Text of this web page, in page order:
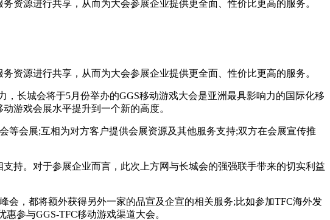
资源进行共享，从而为大会参展企业提供更全面、性价比更高的服务。
资源进行共享，从而为大会参展企业提供更全面、性价比更高的服务。
长城会将于5月份举办的GGS移动游戏大会是亚洲最具影响力的国际化移
游戏会展水平提升到一个新的高度。
等会展;互相为对方客户提供会展资源及其他服务支持;双方在会展宣传推
持。对于参展企业而言，此次上方网与长城会的强强联手带来的切实利益
会，都将额外获得另外一家的品宣及企宣的相关服务;比如参加TFC海外发
参与GGS-TFC移动游戏渠道大会。